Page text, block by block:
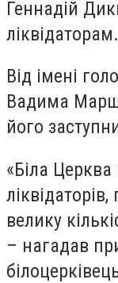
Геннадій
ліквідаторам.
Від імені
Вадима
його
«Біла
велику
– нагадав